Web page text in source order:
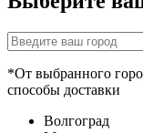
*От выбранного
способы доставки
Волгоград